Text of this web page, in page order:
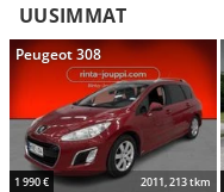
UUSIMMAT
Peugeot 308
1 990 € 2011, 213 tkm